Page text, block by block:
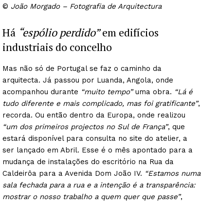
© João Morgado – Fotografia de Arquitectura
Há “espólio perdido”em edifícios
industriais do concelho
Mas não só de Portugal se faz o caminho da
arquitecta. Já passou por Luanda, Angola, onde
acompanhou durante “muito tempo”uma obra. “Lá é
tudo diferente e mais complicado, mas foi gratificante”,
recorda. Ou então dentro da Europa, onde realizou
“um dos primeiros projectos no Sul de França”, que
estará disponível para consulta no site do atelier, a
ser lançado em Abril. Esse é o mês apontado para a
mudança de instalações do escritório na Rua da
Caldeirôa para a Avenida Dom João IV. “Estamos numa
sala fechada para a rua e a intenção é a transparência:
mostrar o nosso trabalho a quem quer que passe”,